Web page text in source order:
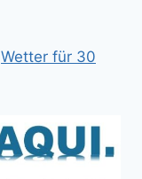
Wetter für 30